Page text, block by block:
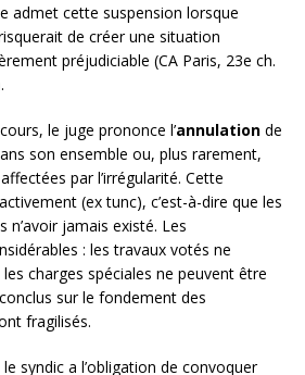
admet cette suspension lorsque
de créer une situation
préjudiciable (CA Paris, 23e ch.
le juge prononce l’annulation de
son ensemble ou, plus rarement,
par l’irrégularité. Cette
(ex tunc), c’est-à-dire que les
n’avoir jamais existé. Les
: les travaux votés ne
charges spéciales ne peuvent être
sur le fondement des
fragilisés.
syndic a l’obligation de convoquer